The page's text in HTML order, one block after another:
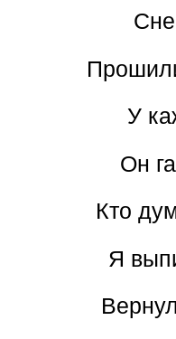
У
Он
Кто
Я